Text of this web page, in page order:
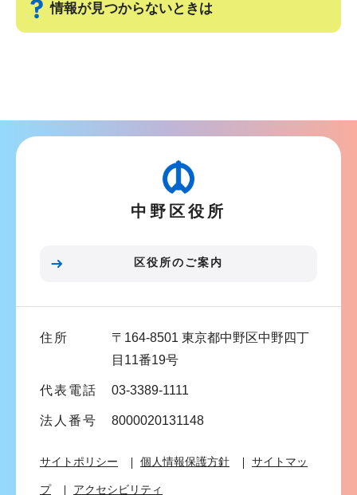
情報が見つからないときは
ゲ
ま
中野区役所
区役所のご案内
住所
〒164-8501 東京都中野区中野四丁
目11番19号
代表電話 03-3389-1111
法人番号 8000020131148
サイトポリシー 個人情報保護方針 サイトマッ
プ アクセシビリティ